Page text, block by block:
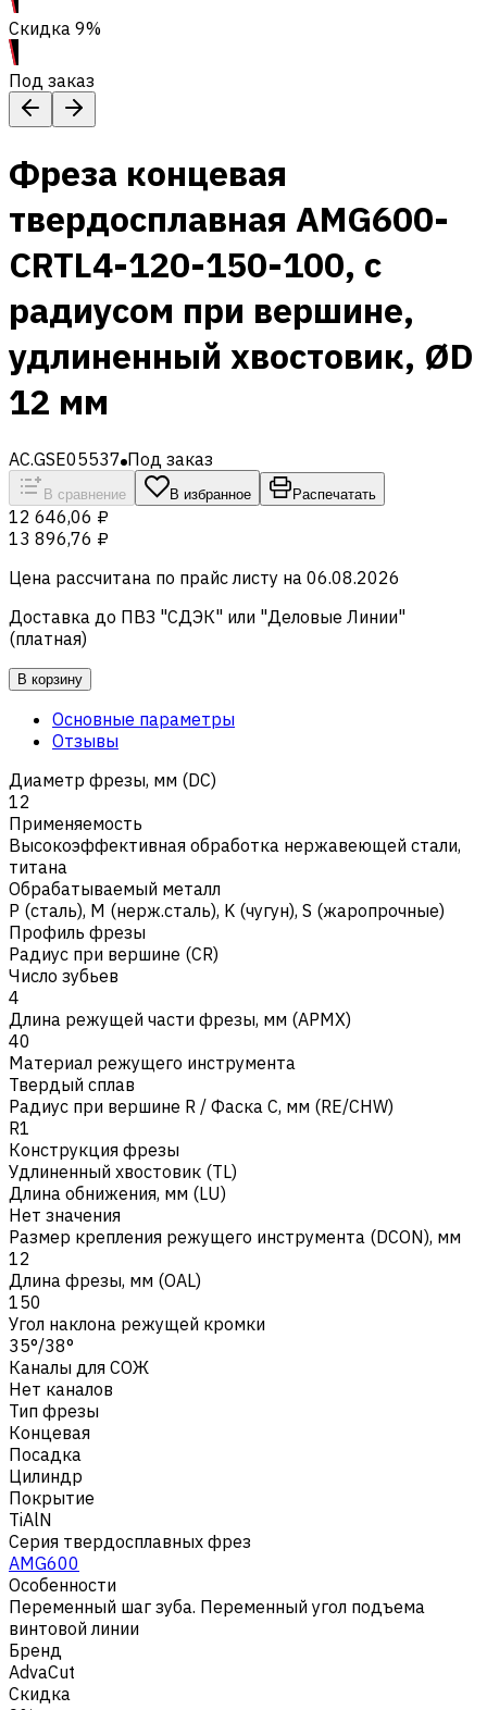
Скидка 9%
Под заказ
Фреза концевая
твердосплавная AMG600-
CRTL4-120-150-100, с
радиусом при вершине,
удлиненный хвостовик, ØD
12 мм
AC.GSE05537 Под заказ
В сравнение В избранное Распечатать
12 646,06 ₽
13 896,76 ₽
Цена рассчитана по прайс листу на 06.08.2026
Доставка до ПВЗ "СДЭК" или "Деловые Линии"
(платная)
В корзину
Основные параметры
Отзывы
Диаметр фрезы, мм (DC)
12
Применяемость
Высокоэффективная обработка нержавеющей стали,
титана
Обрабатываемый металл
Р (сталь), M (нерж.сталь), K (чугун), S (жаропрочные)
Профиль фрезы
Радиус при вершине (CR)
Число зубьев
4
Длина режущей части фрезы, мм (APMX)
40
Материал режущего инструмента
Твердый сплав
Радиус при вершине R / Фаска C, мм (RE/CHW)
R1
Конструкция фрезы
Удлиненный хвостовик (TL)
Длина обнижения, мм (LU)
Нет значения
Размер крепления режущего инструмента (DCON), мм
12
Длина фрезы, мм (OAL)
150
Угол наклона режущей кромки
35°/38°
Каналы для СОЖ
Нет каналов
Тип фрезы
Концевая
Посадка
Цилиндр
Покрытие
TiAlN
Серия твердосплавных фрез
AMG600
Особенности
Переменный шаг зуба. Переменный угол подъема
винтовой линии
Бренд
AdvaCut
Скидка